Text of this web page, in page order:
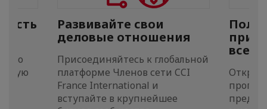
по
Развивайте свои
деловые отношения
Присоединяйтесь к глобальной
платформе Членов сети CCI
France International и
вступайте в крупнейшее